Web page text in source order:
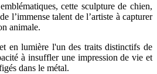
cette sculpture de chien,
l’immense talent de l’artiste à capturer
animale.
en lumière l'un des traits distinctifs de
à insuffler une impression de vie et
dans le métal.